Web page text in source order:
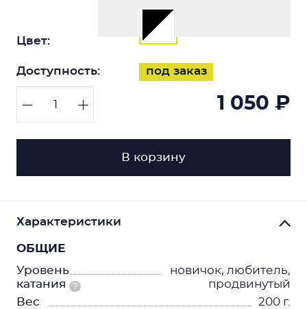
Цвет:
Доступность: под заказ
1 050 ₽
В корзину
Характеристики
ОБЩИЕ
Уровень
катания
?
новичок, любитель,
продвинутый
Вес
200 г.